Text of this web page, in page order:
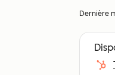
Dernière